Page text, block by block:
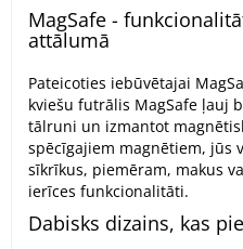
MagSafe -
attālumā
Pateicoties iebūvētajai
kviešu futrālis MagSafe ļauj
tālruni un izmantot
spēcīgajiem magnētiem, jūs
sīkrīkus, piemēram, makus
ierīces funkcionalitāti.
Dabisks dizains, kas